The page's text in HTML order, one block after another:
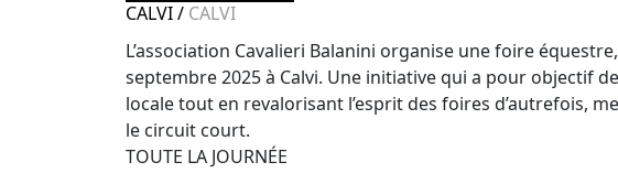
CALVI/ CALVI
L’association Cavalieri Balanini organise une foire
septembre 2025 à Calvi. Une initiative qui a pour objectif
locale tout en revalorisant l’esprit des foires d’autrefois,
le circuit court.
TOUTE LA JOURNÉE